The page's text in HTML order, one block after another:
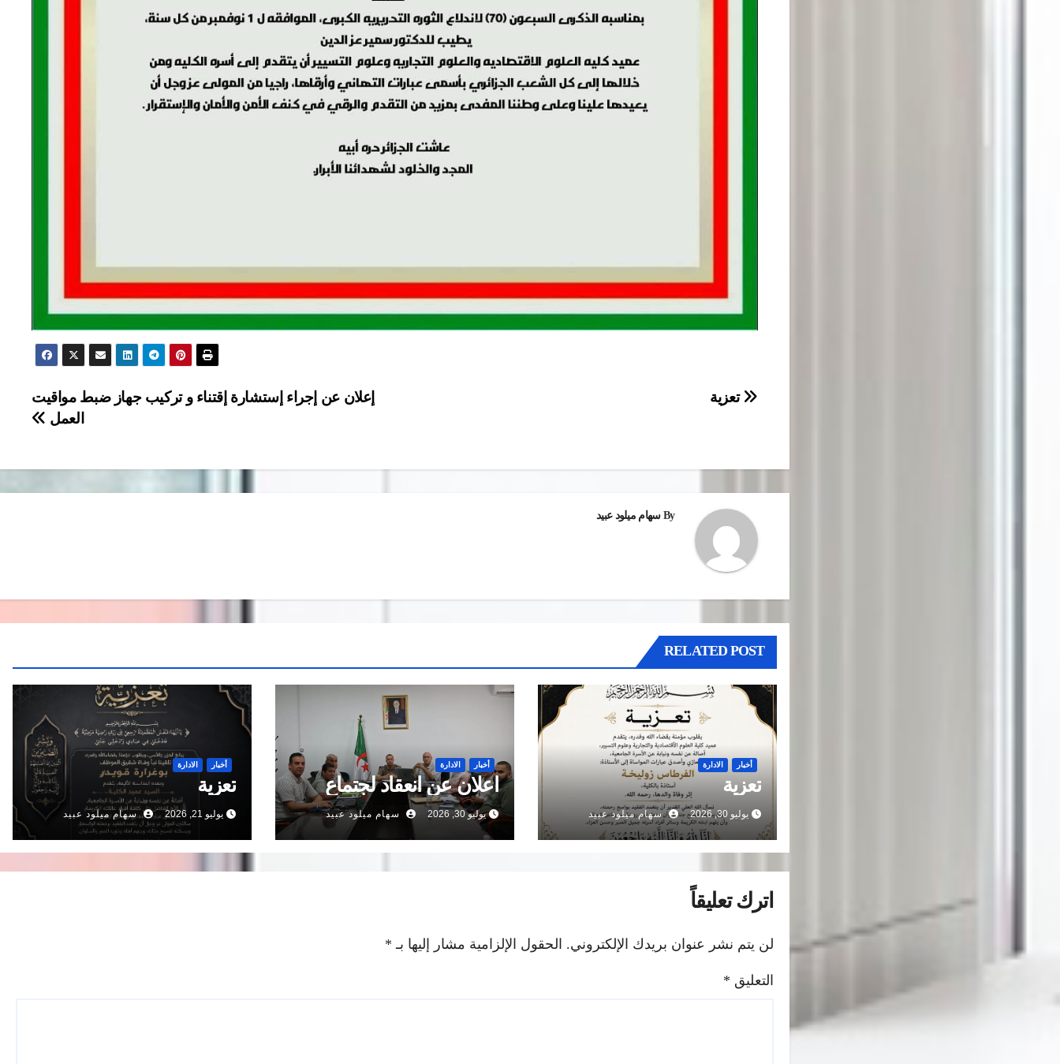
تصفّح
إعلان عن إجراء إستشارة إقتناء و تركيب جهاز ضبط مواقيت
العمل
تعزية
By سهام ميلود عبيد
RELATED POST
أخبار الادارة
تعزية
يوليو 30, 2026 سهام ميلود عبيد
أخبار الادارة
اعلان عن انعقاد لجتماع
يوليو 30, 2026 سهام ميلود عبيد
أخبار الادارة
تعزية
يوليو 21, 2026 سهام ميلود عبيد
اترك تعليقاً
لن يتم نشر عنوان بريدك الإلكتروني. الحقول الإلزامية مشار إليها بـ *
التعليق *